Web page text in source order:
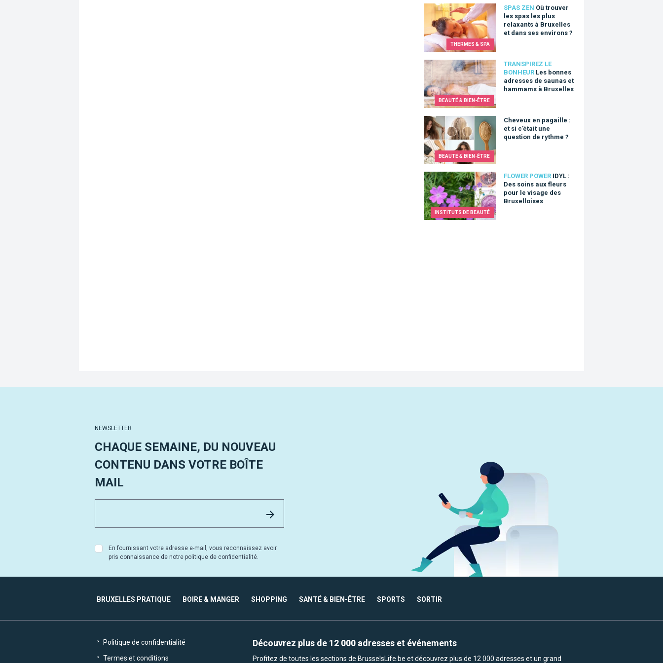
THERMES & SPA
SPAS ZEN Où trouver
les spas les plus
relaxants à Bruxelles
et dans ses environs ?
Où trouver les spas les plus relaxants à Bruxelles et dans ses
BEAUTÉ & BIEN-ÊTRE
TRANSPIREZ LE
BONHEUR Les bonnes
adresses de saunas et
hammams à Bruxelles
Les bonnes adresses de saunas et hammams à Bruxelles
BEAUTÉ & BIEN-ÊTRE
Cheveux en pagaille :
et si c’était une
question de rythme ?
Cheveux en pagaille : et si c’était une question de rythme ?
INSTITUTS DE BEAUTÉ
FLOWER POWER IDYL :
Des soins aux fleurs
pour le visage des
Bruxelloises
IDYL : Des soins aux fleurs pour le visage des Bruxelloises
NEWSLETTER
CHAQUE SEMAINE, DU NOUVEAU
CONTENU DANS VOTRE BOÎTE
MAIL
En fournissant votre adresse e-mail, vous reconnaissez avoir
pris connaissance de notre politique de confidentialité.
BRUXELLES PRATIQUE BOIRE & MANGER SHOPPING SANTÉ & BIEN-ÊTRE SPORTS SORTIR
Politique de confidentialité
Termes et conditions
Découvrez plus de 12 000 adresses et événements
Profitez de toutes les sections de BrusselsLife.be et découvrez plus de 12 000 adresses et un grand